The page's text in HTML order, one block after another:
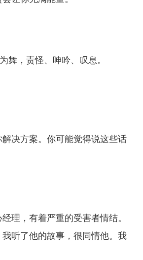
舞，责怪、呻吟、叹息。
决方案。你可能觉得说这些话
理，有着严重的受害者情结。
听了他的故事，很同情他。我